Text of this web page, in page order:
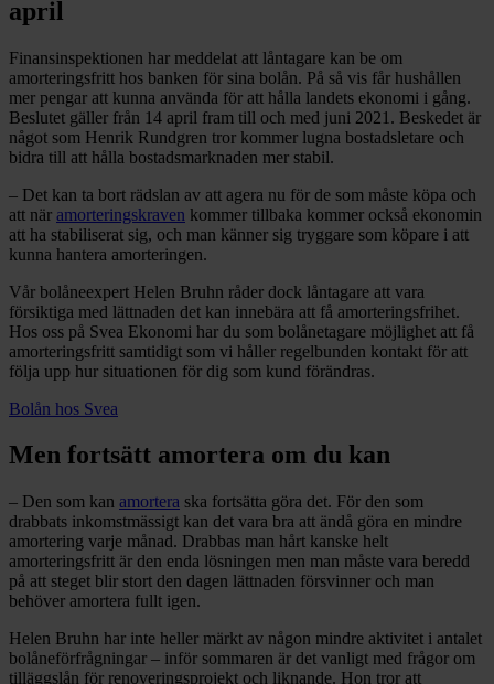
april
Finansinspektionen har meddelat att låntagare kan be om
amorteringsfritt hos banken för sina bolån. På så vis får hushållen
mer pengar att kunna använda för att hålla landets ekonomi i gång.
Beslutet gäller från 14 april fram till och med juni 2021. Beskedet är
något som Henrik Rundgren tror kommer lugna bostadsletare och
bidra till att hålla bostadsmarknaden mer stabil.
– Det kan ta bort rädslan av att agera nu för de som måste köpa och
att när amorteringskraven kommer tillbaka kommer också ekonomin
att ha stabiliserat sig, och man känner sig tryggare som köpare i att
kunna hantera amorteringen.
Vår bolåneexpert Helen Bruhn råder dock låntagare att vara
försiktiga med lättnaden det kan innebära att få amorteringsfrihet.
Hos oss på Svea Ekonomi har du som bolånetagare möjlighet att få
amorteringsfritt samtidigt som vi håller regelbunden kontakt för att
följa upp hur situationen för dig som kund förändras.
Bolån hos Svea
Men fortsätt amortera om du kan
– Den som kan amortera ska fortsätta göra det. För den som
drabbats inkomstmässigt kan det vara bra att ändå göra en mindre
amortering varje månad. Drabbas man hårt kanske helt
amorteringsfritt är den enda lösningen men man måste vara beredd
på att steget blir stort den dagen lättnaden försvinner och man
behöver amortera fullt igen.
Helen Bruhn har inte heller märkt av någon mindre aktivitet i antalet
bolåneförfrågningar – inför sommaren är det vanligt med frågor om
tilläggslån för renoveringsprojekt och liknande. Hon tror att